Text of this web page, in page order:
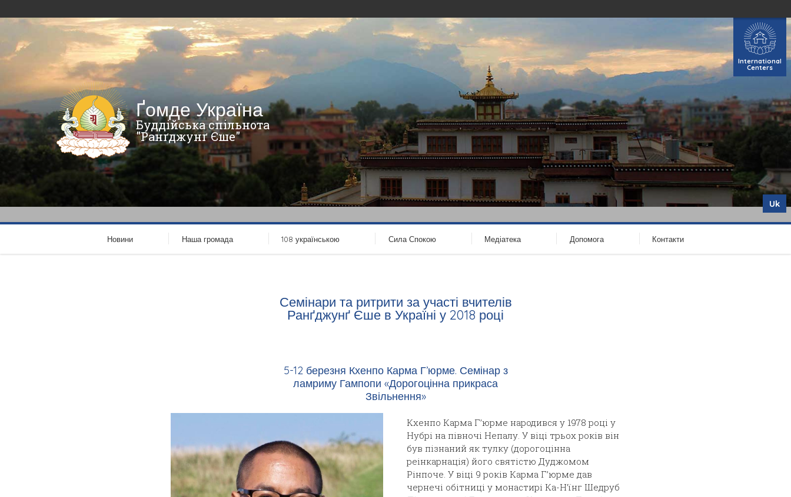
International
Centers
Ґомде Україна
Буддійська спільнота
"Ранґджунґ Єше"
Uk
Новини Наша громада 108 українською Сила Спокою Медіатека Допомога Контакти
Семінари та ритрити за участі вчителів
Ранґджунґ Єше в Україні у 2018 році
5-12 березня Кхенпо Карма Г’юрме. Семінар з
ламриму Гампопи «Дорогоцінна прикраса
Звільнення»
Кхенпо Карма Г’юрме народився у 1978 році у
Нубрі на півночі Непалу. У віці трьох років він
був пізнаний як тулку (дорогоцінна
реінкарнація) його святістю Дуджомом
Рінпоче. У віці 9 років Карма Г’юрме дав
чернечі обітниці у монастирі Ка-Н’їнг Шедруб